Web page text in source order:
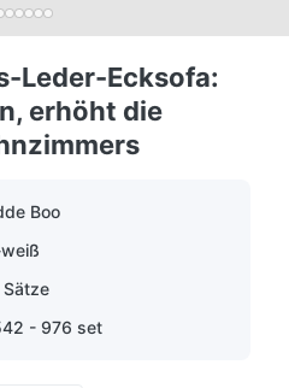
Leder-Ecksofa:
erhöht die
Boo
Sätze
- 976 set